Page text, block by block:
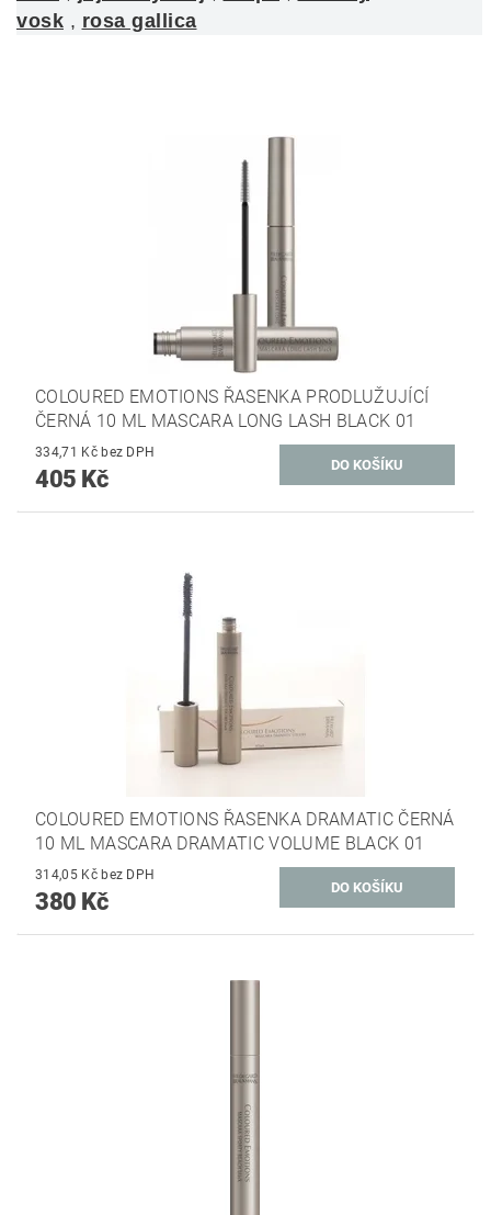
vosk , rosa gallica
COLOURED EMOTIONS ŘASENKA PRODLUŽUJÍCÍ
ČERNÁ 10 ML MASCARA LONG LASH BLACK 01
334,71 Kč bez DPH
405 Kč
COLOURED EMOTIONS ŘASENKA DRAMATIC ČERNÁ
10 ML MASCARA DRAMATIC VOLUME BLACK 01
314,05 Kč bez DPH
380 Kč